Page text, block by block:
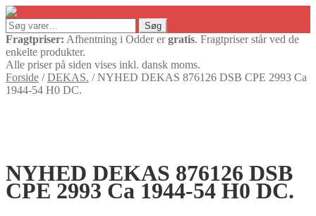
Søg
efter:
Søg
Fragtpriser: Afhentning i Odder ergratis. Fragtpriser står ved de
enkelte produkter.
Alle priser på siden vises inkl. dansk moms.
Forside /DEKAS. /NYHED DEKAS 876126 DSB CPE 2993 Ca
1944-54 H0 DC.
NYHED DEKAS 876126 DSB
CPE 2993 Ca 1944-54 H0 DC.